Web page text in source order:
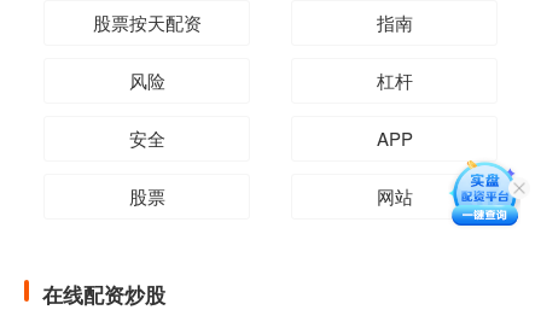
股票按天配资 指南
风险 杠杆
安全 APP
股票 网站
在线配资炒股